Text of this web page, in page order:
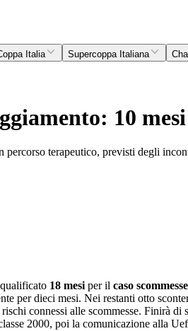
Italia Supercoppa Italiana
10
percorso terapeutico, previsti degli
18 mesi per il caso
per dieci mesi. Nei restanti otto
connessi alle scommesse. Finirà
2000, poi la comunicazione alla